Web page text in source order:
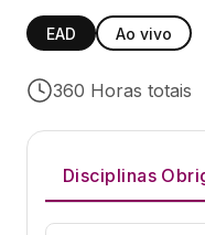
EAD Ao vivo
360 Horas totais
Disciplinas